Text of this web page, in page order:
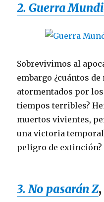
2. Guerra
Sobrevivimos al
embargo ¿cuántos
atormentados por
tiempos terribles?
muertos vivientes,
una victoria
peligro de extinción?
3. No pasarán Z